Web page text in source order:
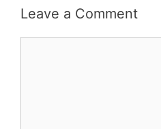
Leave a Comment